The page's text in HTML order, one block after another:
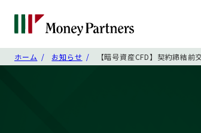
ホーム お知らせ 【暗号資産CFD】契約締結